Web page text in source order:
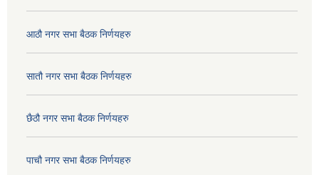
आठौ नगर सभा बैठक निर्णयहरु
सातौ नगर सभा बैठक निर्णयहरु
छैठौ नगर सभा बैठक निर्णयहरु
पाचौ नगर सभा बैठक निर्णयहरु